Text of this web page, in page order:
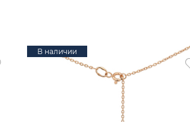
В наличии